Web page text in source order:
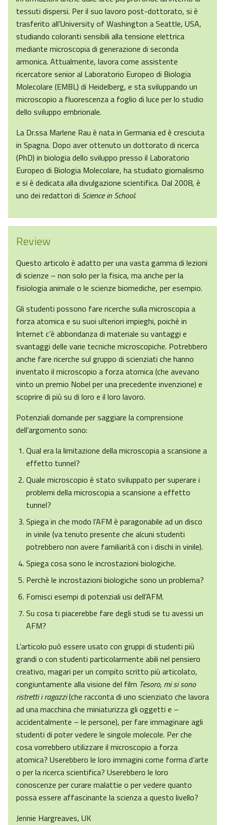
tessuti dispersi. Per il suo lavoro post-dottorato, si è
trasferito all’University of Washington a Seattle, USA,
studiando coloranti sensibili alla tensione elettrica
mediante microscopia di generazione di seconda
armonica. Attualmente, lavora come assistente
ricercatore senior al Laboratorio Europeo di Biologia
Molecolare (EMBL) di Heidelberg, e sta sviluppando un
microscopio a fluorescenza a foglio di luce per lo studio
dello sviluppo embrionale.
La Dr.ssa Marlene Rau è nata in Germania ed è cresciuta
in Spagna. Dopo aver ottenuto un dottorato di ricerca
(PhD) in biologia dello sviluppo presso il Laboratorio
Europeo di Biologia Molecolare, ha studiato giornalismo
e si è dedicata alla divulgazione scientifica. Dal 2008, è
uno dei redattori di Science in School.
Review
Questo articolo è adatto per una vasta gamma di lezioni
di scienze – non solo per la fisica, ma anche per la
fisiologia animale o le scienze biomediche, per esempio.
Gli studenti possono fare ricerche sulla microscopia a
forza atomica e su suoi ulteriori impieghi, poiché in
Internet c’è abbondanza di materiale su vantaggi e
svantaggi delle varie tecniche microscopiche. Potrebbero
anche fare ricerche sul gruppo di scienziati che hanno
inventato il microscopio a forza atomica (che avevano
vinto un premio Nobel per una precedente invenzione) e
scoprire di più su di loro e il loro lavoro.
Potenziali domande per saggiare la comprensione
dell’argomento sono:
Qual era la limitazione della microscopia a scansione a
effetto tunnel?
Quale microscopio è stato sviluppato per superare i
problemi della microscopia a scansione a effetto
tunnel?
Spiega in che modo l’AFM è paragonabile ad un disco
in vinile (va tenuto presente che alcuni studenti
potrebbero non avere familiarità con i dischi in vinile).
Spiega cosa sono le incrostazioni biologiche.
Perchè le incrostazioni biologiche sono un problema?
Fornisci esempi di potenziali usi dell’AFM.
Su cosa ti piacerebbe fare degli studi se tu avessi un
AFM?
L’articolo può essere usato con gruppi di studenti più
grandi o con studenti particolarmente abili nel pensiero
creativo, magari per un compito scritto più articolato,
congiuntamente alla visione del film Tesoro, mi si sono
ristretti i ragazzi(che racconta di uno scienziato che lavora
ad una macchina che miniaturizza gli oggetti e –
accidentalmente – le persone), per fare immaginare agli
studenti di poter vedere le singole molecole. Per che
cosa vorrebbero utilizzare il microscopio a forza
atomica? Userebbero le loro immagini come forma d’arte
o per la ricerca scientifica? Userebbero le loro
conoscenze per curare malattie o per vedere quanto
possa essere affascinante la scienza a questo livello?
Jennie Hargreaves, UK